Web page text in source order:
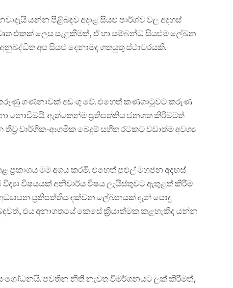
යන්න පිළිබඳව අදාළ සියළු පාර්ශ්ව වල අදහස්
එකක් ලෙස සැළකීමත්, ඒ හා සම්බන්ධ සියළුම ලේඛන
අප සියළු දෙනාමද ගතයුතු ස්ථාවරයකි.
කරුණු ගණනාවක් අඩංගු වේ. එහෙත් කණගාටුවට කරුණ
නොවීමයි. ඇත්තෙන්ම ප්‍රතිපත්තිය ජනගත කිරීමටත්
වාර්ගික-ආගමික බෙදුම් සහිත රටකට වඩාත්ම අවශ්‍ය
මම අගය කරමි. එහෙත් පුළුල් මහජන අදහස්
විෂයයක් අනිවාර්ය විෂය ලැයිස්තුවට ඇතුළත් කිරීම
ප්‍රතිපත්තිය දක්වන ලේඛනයක් දැන් පොදු
එය අනාගතයේ කෙසේ ක්‍රියාත්මක කළහැකිද යන්න
පවතින නීති නැවත විමර්ශනයට ලක් කිරීමත්,